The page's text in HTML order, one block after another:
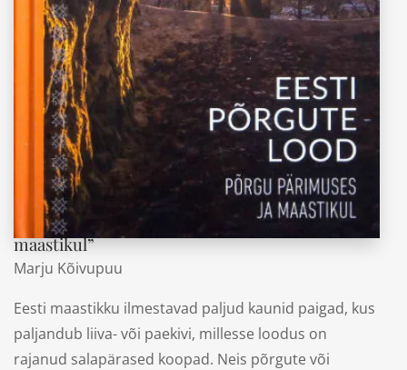
“Eesti põrgute lood. Põrgu pärimuses ja
maastikul”
Marju Kõivupuu
Eesti maastikku ilmestavad paljud kaunid paigad, kus
paljandub liiva- või paekivi, millesse loodus on
rajanud salapärased koopad. Neis põrgute või